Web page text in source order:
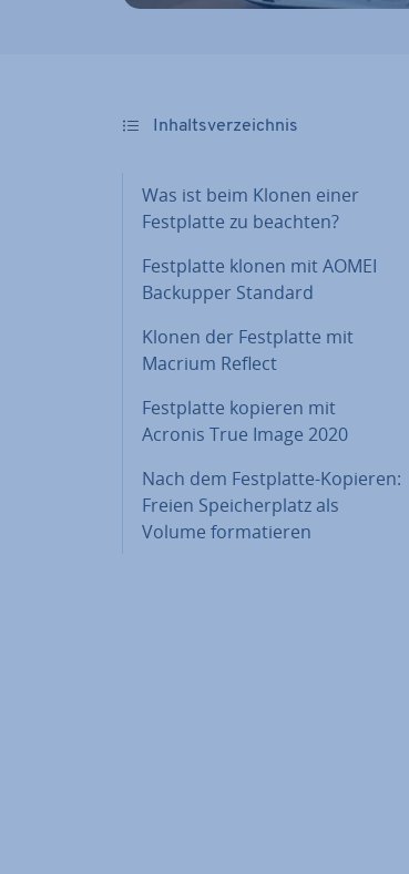
In­halts­ver­zeich­nis
Was ist beim Klonen einer
Fest­plat­te zu beachten?
Fest­plat­te klonen mit AOMEI
Backupper Standard
Klonen der Fest­plat­te mit
Macrium Reflect
Fest­plat­te kopieren mit
Acronis True Image 2020
Nach dem Fest­plat­te-Kopieren:
Freien Spei­cher­platz als
Volume for­ma­tie­ren